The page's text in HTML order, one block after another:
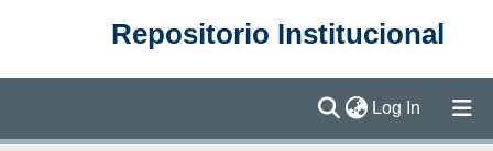
Repositorio Institucional
Log In (current)